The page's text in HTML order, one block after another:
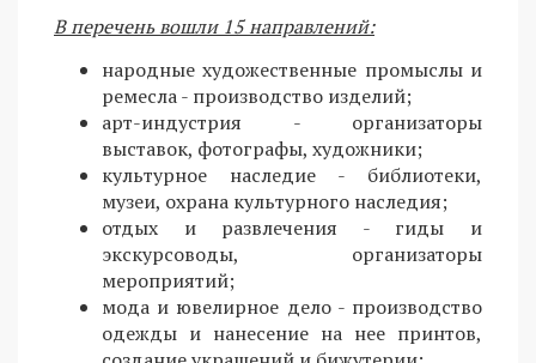
В перечень вошли 15 направлений:
народные художественные промыслы и
ремесла - производство изделий;
арт-индустрия - организаторы
выставок, фотографы, художники;
культурное наследие - библиотеки,
музеи, охрана культурного наследия;
отдых и развлечения - гиды и
экскурсоводы, организаторы
мероприятий;
мода и ювелирное дело - производство
одежды и нанесение на нее принтов,